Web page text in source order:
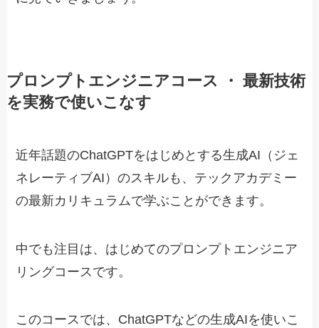
プロンプトエンジニアコース ・ 最新技術
を実務で使いこなす
近年話題のChatGPTをはじめとする生成AI（ジェ
ネレーティブAI）のスキルも、テックアカデミー
の最新カリキュラムで学ぶことができます。
中でも注目は、はじめてのプロンプトエンジニア
リングコースです。
このコースでは、ChatGPTなどの生成AIを使いこ